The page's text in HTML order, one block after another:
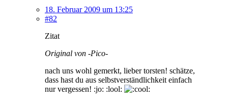
18. Februar 2009 um 13:25
#82
Zitat
Original von -Pico-
nach uns wohl gemerkt, lieber torsten! schätze,
dass hast du aus selbstverständlichkeit einfach
nur vergessen! :jo: :lool: